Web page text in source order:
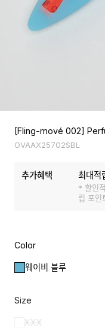
[Fling-mové 002]
OVAAX25702SBL
추가혜택 최대적
* 할인
립 포인
Color
웨이비 블루
Size
XXX